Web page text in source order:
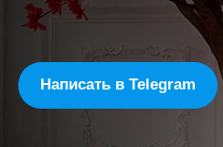
Написать в Telegram